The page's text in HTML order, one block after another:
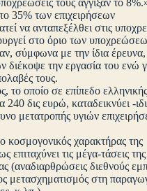
τους άγγιξαν το
35% των επιχειρήσεων
να ανταπεξέλθει στις
στο όριο των
σύμφωνα με την ίδια έρευνα,
διέκοψε την εργασία του ενώ
τους.
το οποίο σε επίπεδο ελληνικής
240 δις ευρώ, καταδεικνύει -
μετατροπής υγιών
κοσμογονικός χαρακτήρας της
επιταχύνει τις μέγα-τάσεις της
(αναδιαρθρώσεις διεθνούς
μετασχηματισμός στη